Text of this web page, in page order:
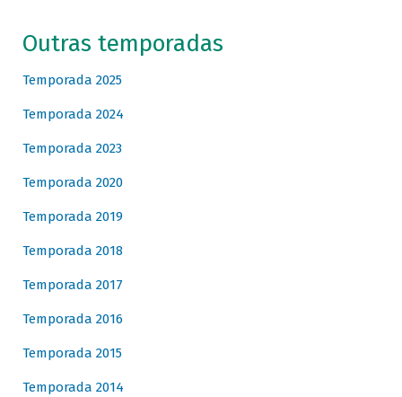
Outras temporadas
Temporada 2025
Temporada 2024
Temporada 2023
Temporada 2020
Temporada 2019
Temporada 2018
Temporada 2017
Temporada 2016
Temporada 2015
Temporada 2014